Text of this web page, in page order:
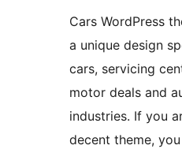
Cars WordPress
a unique design
cars, servicing
motor deals and
industries. If you
decent theme,